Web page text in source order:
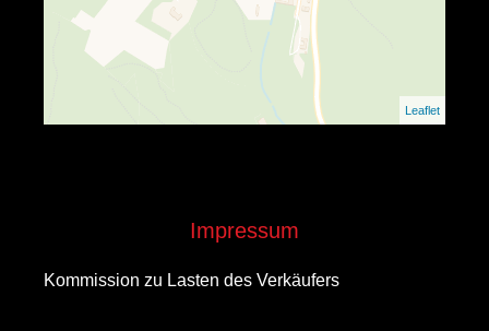
Leaflet
Impressum
Kommission zu Lasten des Verkäufers